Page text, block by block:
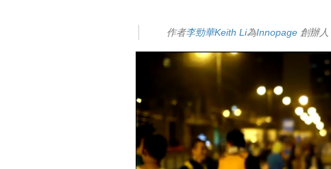
作者李勁華Keith Li為Innopage 創辦人